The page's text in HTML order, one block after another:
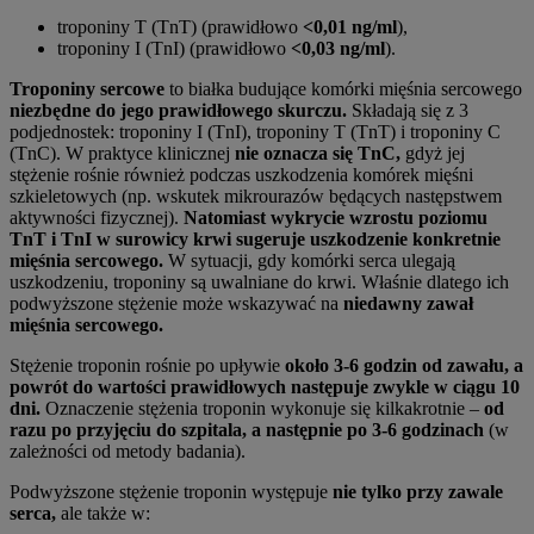
troponiny T (TnT) (prawidłowo <0,01 ng/ml),
troponiny I (TnI) (prawidłowo <0,03 ng/ml).
Troponiny sercowe to białka budujące komórki mięśnia sercowego
niezbędne do jego prawidłowego skurczu. Składają się z 3
podjednostek: troponiny I (TnI), troponiny T (TnT) i troponiny C
(TnC). W praktyce klinicznej nie oznacza się TnC, gdyż jej
stężenie rośnie również podczas uszkodzenia komórek mięśni
szkieletowych (np. wskutek mikrourazów będących następstwem
aktywności fizycznej). Natomiast wykrycie wzrostu poziomu
TnT i TnI w surowicy krwi sugeruje uszkodzenie konkretnie
mięśnia sercowego. W sytuacji, gdy komórki serca ulegają
uszkodzeniu, troponiny są uwalniane do krwi. Właśnie dlatego ich
podwyższone stężenie może wskazywać na niedawny zawał
mięśnia sercowego.
Stężenie troponin rośnie po upływie około 3-6 godzin od zawału, a
powrót do wartości prawidłowych następuje zwykle w ciągu 10
dni. Oznaczenie stężenia troponin wykonuje się kilkakrotnie – od
razu po przyjęciu do szpitala, a następnie po 3-6 godzinach (w
zależności od metody badania).
Podwyższone stężenie troponin występuje nie tylko przy zawale
serca, ale także w: